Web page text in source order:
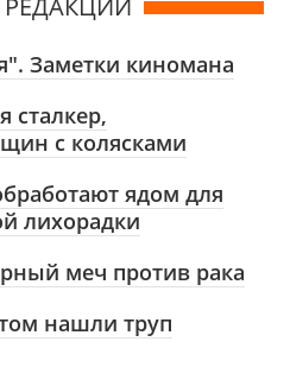
Заметки киномана
сталкер,
с колясками
ядом для
лихорадки
меч против рака
нашли труп